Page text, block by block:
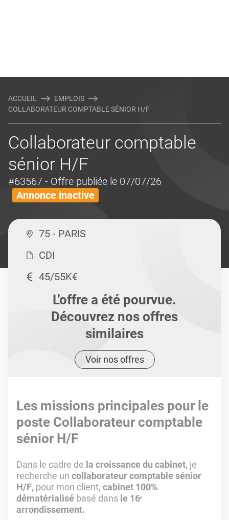
ACCUEIL
EMPLOIS
COLLABORATEUR COMPTABLE SÉNIOR H/F
Collaborateur comptable
sénior H/F
#63567 - Offre publiée le 07/07/26
Annonce inactive
75 - PARIS
CDI
45/55K€
L'offre a été pourvue.
Découvrez nos offres
similaires
Voir nos offres
Les missions principales pour le
poste Collaborateur comptable
sénior H/F
Dans le cadre de la croissance du cabinet, je
recherche un collaborateur comptable sénior
H/F, pour mon client, cabinet 100%
dématérialisé basé dans le 16ᵉ
arrondissement.